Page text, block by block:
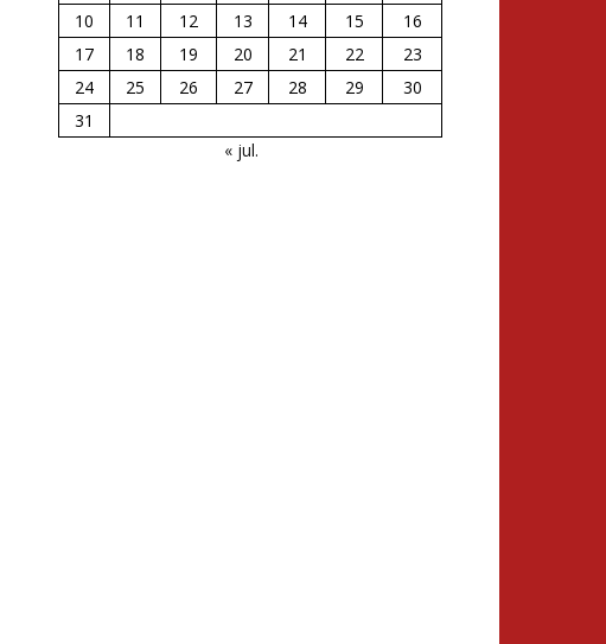
10
11 12 13 14 15
16
17
18 19 20 21 22
23
24
25 26 27 28 29
30
31
« jul.